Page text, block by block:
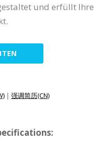
und erfüllt Ihre
| 强调简历(CN)